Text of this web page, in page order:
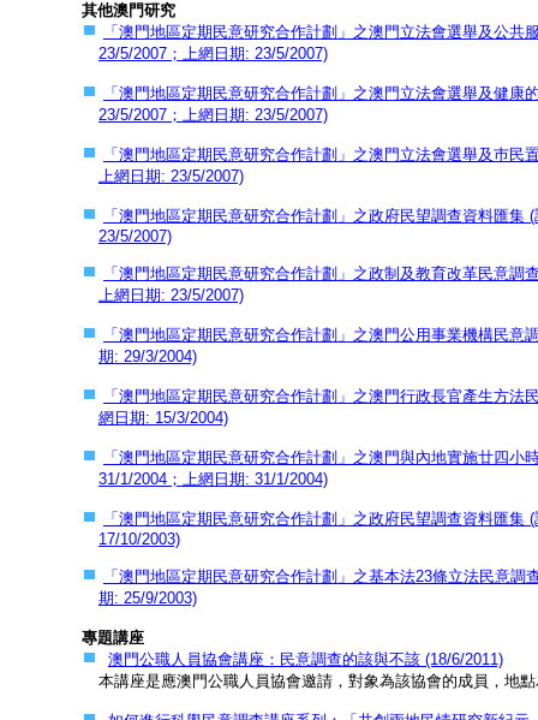
其他澳門研究
「澳門地區定期民意研究合作計劃」之澳門立法會選舉及公
23/5/2007；上網日期: 23/5/2007)
「澳門地區定期民意研究合作計劃」之澳門立法會選舉及健
23/5/2007；上網日期: 23/5/2007)
「澳門地區定期民意研究合作計劃」之澳門立法會選舉及巿
上網日期: 23/5/2007)
「澳門地區定期民意研究合作計劃」之政府民望調查資料匯
23/5/2007)
「澳門地區定期民意研究合作計劃」之政制及教育改革民意
上網日期: 23/5/2007)
「澳門地區定期民意研究合作計劃」之澳門公用事業機構民
期: 29/3/2004)
「澳門地區定期民意研究合作計劃」之澳門行政長官產生方
網日期: 15/3/2004)
「澳門地區定期民意研究合作計劃」之澳門與內地實施廿四
31/1/2004；上網日期: 31/1/2004)
「澳門地區定期民意研究合作計劃」之政府民望調查資料匯
17/10/2003)
「澳門地區定期民意研究合作計劃」之基本法23條立法民意
期: 25/9/2003)
專題講座
澳門公職人員協會講座：民意調查的該與不該 (18/6/2011)
本講座是應澳門公職人員協會邀請，對象為該協會的成員，地